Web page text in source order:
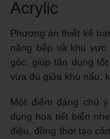
Acrylic
Phương án thiết kế
năng bếp và khu
góc, giúp tận dụng
vừa đủ giữa khu nấu,
Một điểm đáng chú
dụng họa tiết biển
điệu, đồng thời tạo